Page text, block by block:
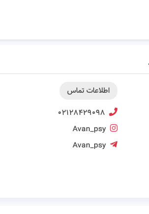
اطلاعات تماس
۰۲۱۲۸۴۲۹۰۹۸
Avan_psy
Avan_psy